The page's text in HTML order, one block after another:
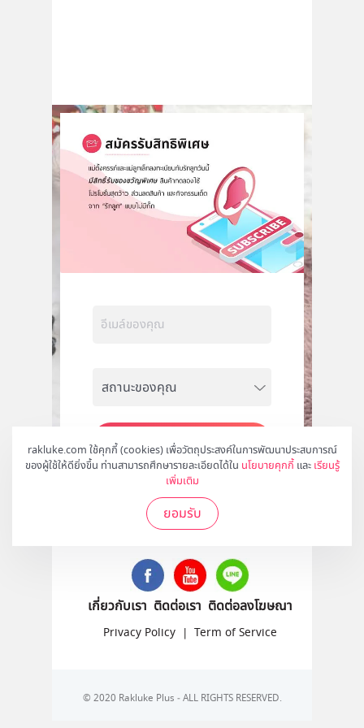
rakluke.com ใช้คุกกี้ (cookies) เพื่อวัตถุประสงค์ในการพัฒนาประสบการณ์
ของผู้ใช้ให้ดียิ่งขึ้น ท่านสามารถศึกษารายละเอียดได้ใน นโยบายคุกกี้ และ เรียนรู้
เพิ่มเติม
ยอมรับ
สมัคร
ติดตามเราได้ที่
เกี่ยวกับเรา ติดต่อเรา ติดต่อลงโฆษณา
Privacy Policy | Term of Service
© 2020 Rakluke Plus - ALL RIGHTS RESERVED.